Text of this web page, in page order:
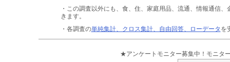
・この調査以外にも、食、住、家庭用品、流通、情報通信、
きます。
・各調査の単純集計、クロス集計、自由回答、ローデータ を
★アンケートモニター募集中！モニタ